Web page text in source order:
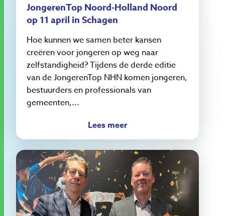
JongerenTop Noord-Holland Noord
op 11 april in Schagen
Hoe kunnen we samen beter kansen
creëren voor jongeren op weg naar
zelfstandigheid? Tijdens de derde editie
van de JongerenTop NHN komen jongeren,
bestuurders en professionals van
gemeenten,...
Lees meer